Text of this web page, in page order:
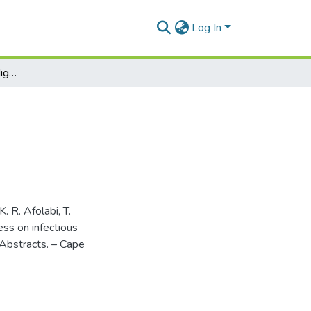
Log In
Comparison of rabies in Nigeria and Ukraine
R. Afolabi, T.
on infectious
– Cape